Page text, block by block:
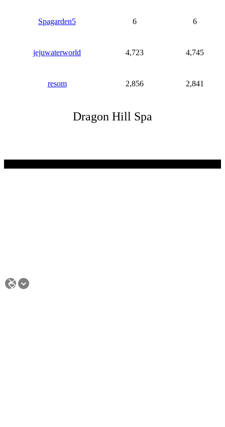
Spagarden5 6 6
jejuwaterworld 4,723 4,745
resom 2,856 2,841
Dragon Hill Spa